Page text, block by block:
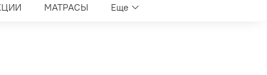
МАТРАСЫ Еще